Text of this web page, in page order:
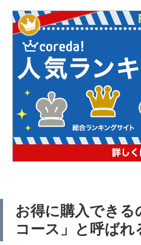
お得に購入できる
コース」と呼ばれ